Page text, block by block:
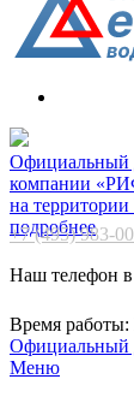
Официальный
компании
на
подробнее
+7 (495) 983-
Наш телефон
Время
Официальный
Меню